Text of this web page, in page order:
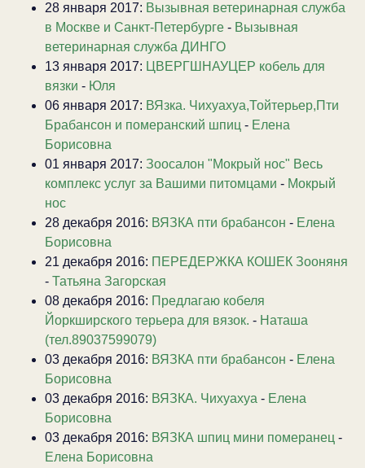
28 января 2017: Вызывная ветеринарная служба
в Москве и Санкт-Петербурге - Вызывная
ветеринарная служба ДИНГО
13 января 2017: ЦВЕРГШНАУЦЕР кобель для
вязки - Юля
06 января 2017: ВЯзка. Чихуахуа,Тойтерьер,Пти
Брабансон и померанский шпиц - Елена
Борисовна
01 января 2017: Зоосалон "Мокрый нос" Весь
комплекс услуг за Вашими питомцами - Мокрый
нос
28 декабря 2016: ВЯЗКА пти брабансон - Елена
Борисовна
21 декабря 2016: ПЕРЕДЕРЖКА КОШЕК Зооняня
- Татьяна Загорская
08 декабря 2016: Предлагаю кобеля
Йоркширского терьера для вязок. - Наташа
(тел.89037599079)
03 декабря 2016: ВЯЗКА пти брабансон - Елена
Борисовна
03 декабря 2016: ВЯЗКА. Чихуахуа - Елена
Борисовна
03 декабря 2016: ВЯЗКА шпиц мини померанец -
Елена Борисовна